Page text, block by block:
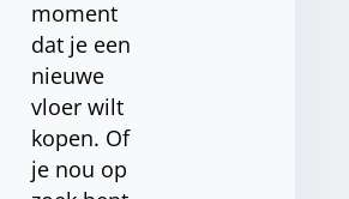
moment
dat je een
nieuwe
vloer wilt
kopen. Of
je nou op